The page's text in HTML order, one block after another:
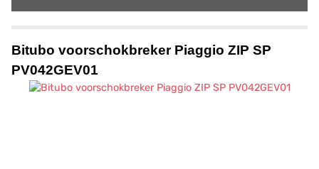
Bitubo voorschokbreker Piaggio ZIP SP
PV042GEV01